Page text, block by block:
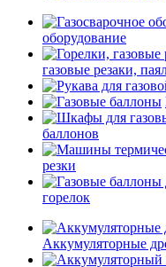
оборудование
газовые резаки,
баллонов
резки
горелок
Аккумуляторные